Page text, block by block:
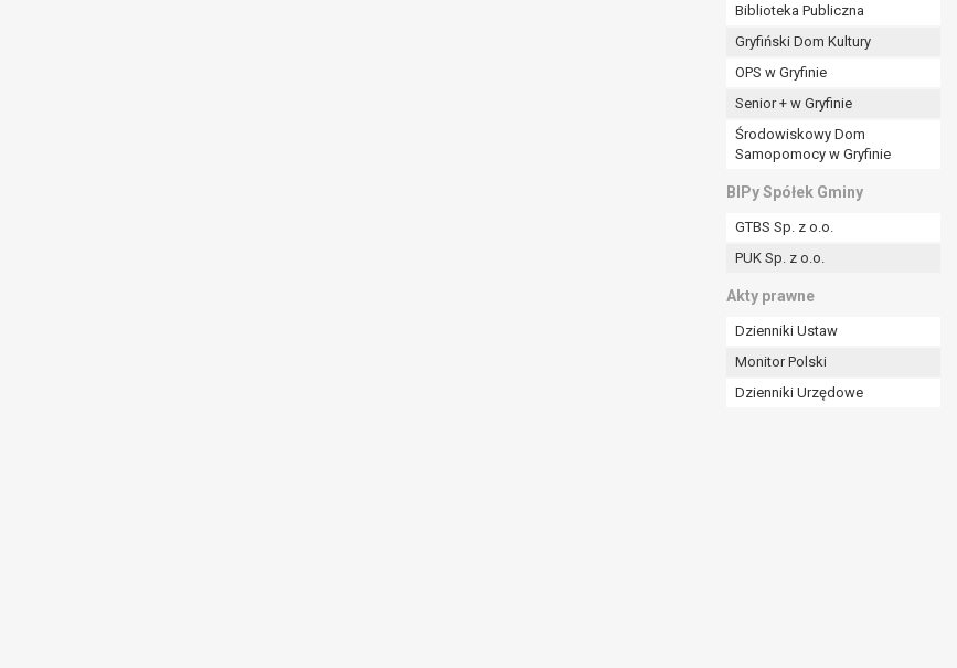
Biblioteka Publiczna
Gryfiński Dom Kultury
OPS w Gryfinie
Senior + w Gryfinie
Środowiskowy Dom
Samopomocy w Gryfinie
BIPy Spółek Gminy
GTBS Sp. z o.o.
PUK Sp. z o.o.
Akty prawne
Dzienniki Ustaw
Monitor Polski
Dzienniki Urzędowe
z prawnie uzasadnionych interesów realizowanych przez administratora lub przez stronę trzecią.
W razie wniesienia sprzeciwu, administrator nie może już przetwarzać tych danych osobowych, chyba że wykaże
do przetwarzania, nadrzędnych wobec interesów, praw i wolności osoby, której dane dotyczą, lub podstaw do
na podstawie zgody osoby na przetwarzanie danych osobowych (art. 6 ust. 1 lit a RODO), przysługuje Pani/Panu
to nie ma wpływu na zgodność przetwarzania, którego dokonano na podstawie zgody przed jej cofnięciem.
na niezgodne z prawem przetwarzanie Pani/Pana danych osobowych przez administratora.
Danych Osobowych.
podanie danych osobowych jest dobrowolne albo jest wymogiem ustawowym lub umownym.
decyzji, w tym również profilowaniu.